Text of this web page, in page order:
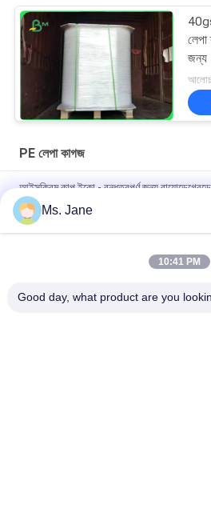
লেপা
জন্য
PE লেপা কাগজ
আইসক্রিম কাপ ইকো - বন্ধুত্বপূর্ণ জন্য
পেপার
বিজ্ঞাপনের সামগ্রীর জন্য 150 ম 200 ম টেকসই নন
খাদ্য প্যাকেজগুলির জন্য 80gsm 100gsm
Ms. Jane
10:41 PM
Good day, what product are you